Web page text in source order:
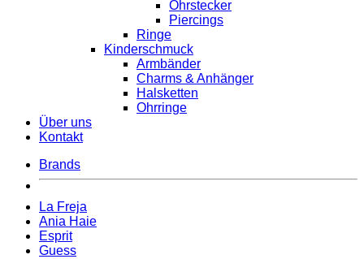
Ohrstecker
Piercings
Ringe
Kinderschmuck
Armbänder
Charms & Anhänger
Halsketten
Ohrringe
Über uns
Kontakt
Brands
La Freja
Ania Haie
Esprit
Guess